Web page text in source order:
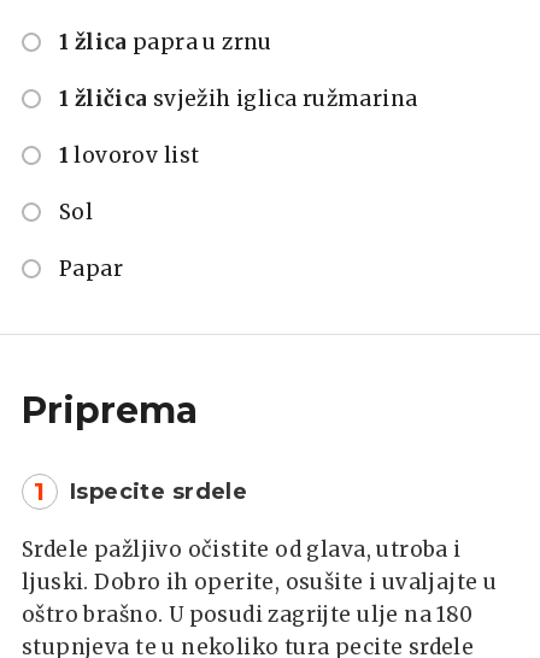
1 žlica papra u zrnu
1 žličica svježih iglica ružmarina
1 lovorov list
Sol
Papar
Priprema
1 Ispecite srdele
Srdele pažljivo očistite od glava, utroba i
ljuski. Dobro ih operite, osušite i uvaljajte u
oštro brašno. U posudi zagrijte ulje na 180
stupnjeva te u nekoliko tura pecite srdele